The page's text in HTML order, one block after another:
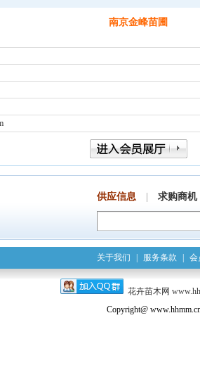
南京金峰苗圃
供应信息 求购商机
关于我们 服务条款 会
花卉苗木网
Copyright@